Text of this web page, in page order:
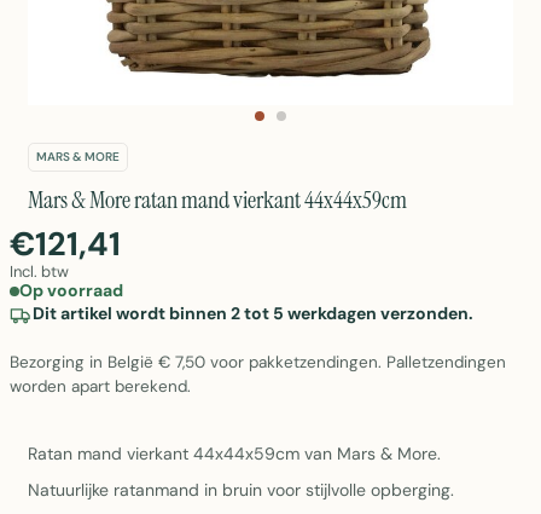
MARS & MORE
Mars & More ratan mand vierkant 44x44x59cm
€121,41
Incl. btw
Op voorraad
Dit artikel wordt binnen 2 tot 5 werkdagen verzonden.
Bezorging in België € 7,50 voor pakketzendingen. Palletzendingen
worden apart berekend.
Ratan mand vierkant 44x44x59cm van Mars & More.
Natuurlijke ratanmand in bruin voor stijlvolle opberging.